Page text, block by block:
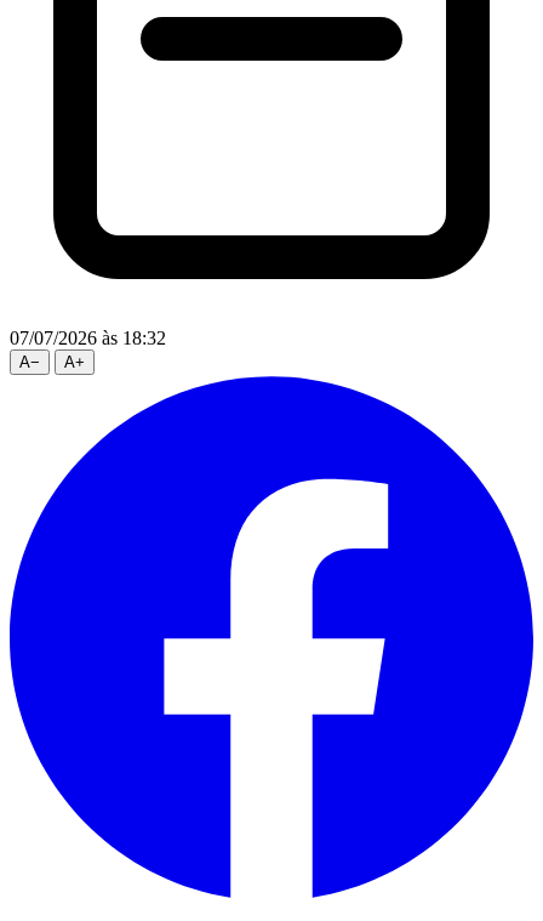
07/07/2026 às 18:32
A− A+